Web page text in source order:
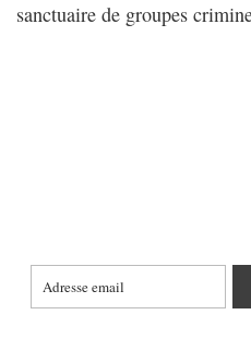
sanctuaire de groupes